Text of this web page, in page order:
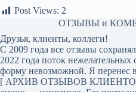
Post Views: 2
ОТЗЫВЫ и
Друзья, клиенты, коллеги!
С 2009 года все отзывы
2022 года поток нежелательных
форму невозможной. Я перенес
[ АРХИВ ОТЗЫВОВ